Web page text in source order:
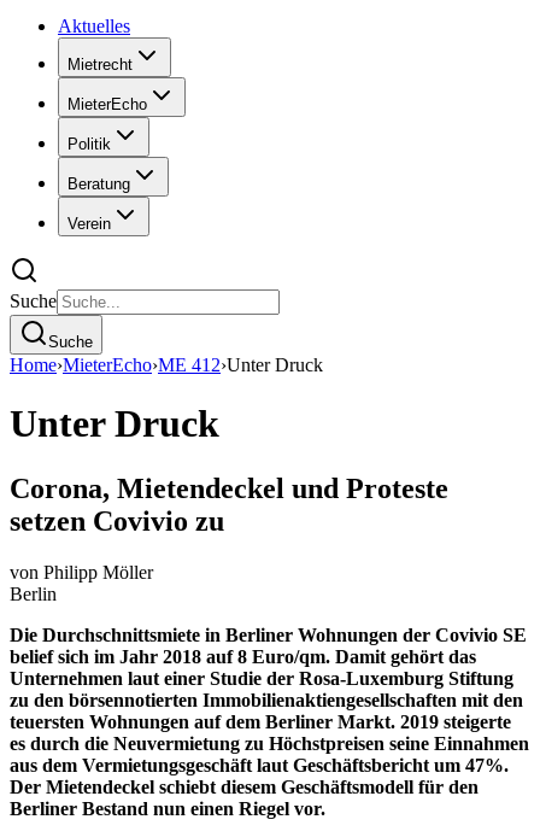
Aktuelles
Mietrecht
MieterEcho
Politik
Beratung
Verein
Suche
Suche
Home›MieterEcho›ME 412›Unter Druck
Unter Druck
Corona, Mietendeckel und Proteste
setzen Covivio zu
von Philipp Möller
Berlin
Die Durchschnittsmiete in Berliner Wohnungen der Covivio SE
belief sich im Jahr 2018 auf 8 Euro/qm. Damit gehört das
Unternehmen laut einer Studie der Rosa-Luxemburg Stiftung
zu den börsennotierten Immobilienaktiengesellschaften mit den
teuersten Wohnungen auf dem Berliner Markt. 2019 steigerte
es durch die Neuvermietung zu Höchstpreisen seine Einnahmen
aus dem Vermietungsgeschäft laut Geschäftsbericht um 47%.
Der Mietendeckel schiebt diesem Geschäftsmodell für den
Berliner Bestand nun einen Riegel vor.